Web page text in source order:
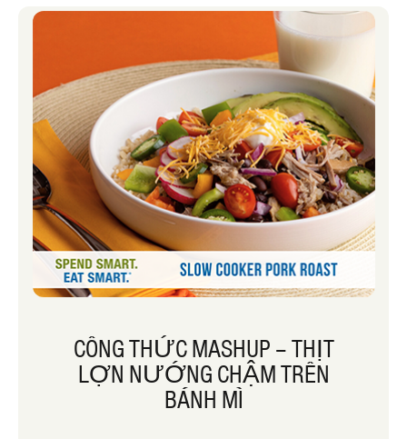
quầy bar taco, súp và pizza. Dưới đây là
một số Spend Smart yêu thích của tôi.
Ăn uống thông minh. công thức nấu ăn
mà tôi đã đưa vào thực đơn ngày lễ của
mình trong những năm qua.
CÔNG THỨC MASHUP – THỊT
LỢN NƯỚNG CHẬM TRÊN
BÁNH MÌ